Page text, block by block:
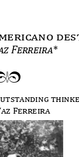
Ferreira*
Ferreira